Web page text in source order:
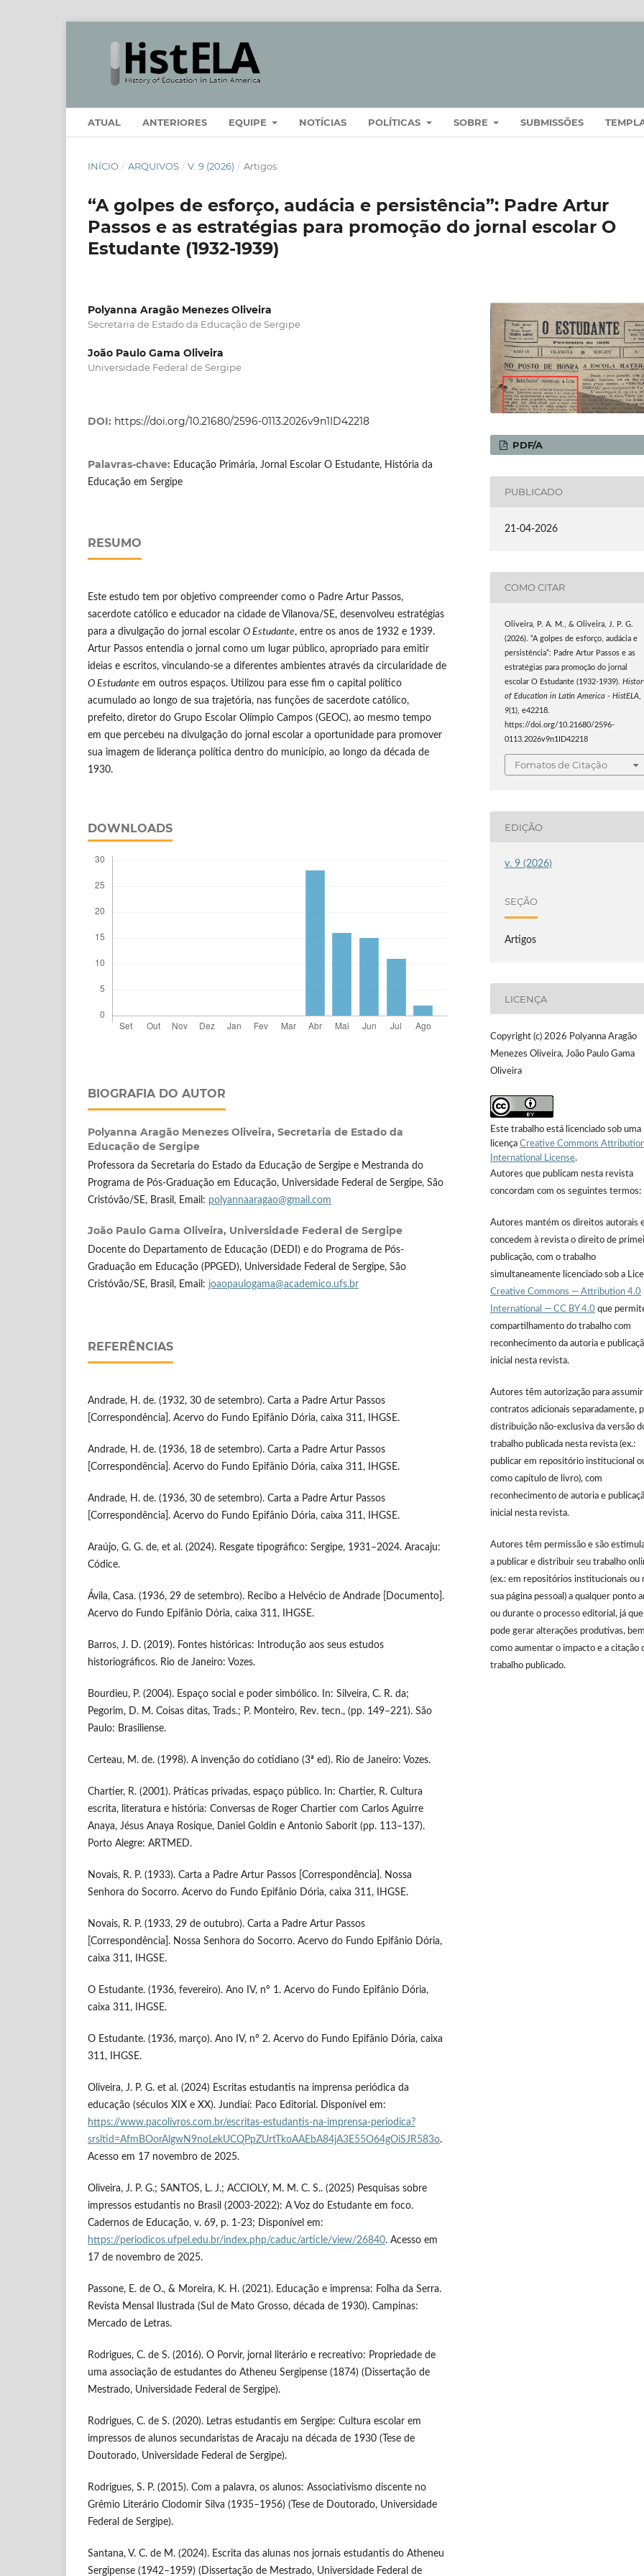
ATUAL ANTERIORES EQUIPE NOTÍCIAS POLÍTICAS SOBRE SUBMISSÕES
INÍCIO / ARQUIVOS / V. 9 (2026) / Artigos
“A golpes de esforço, audácia e persistência”: Padre Artur
Passos e as estratégias para promoção do jornal escolar O
Estudante (1932-1939)
Polyanna Aragão Menezes Oliveira
Secretaria de Estado da Educação de Sergipe
João Paulo Gama Oliveira
Universidade Federal de Sergipe
DOI: https://doi.org/10.21680/2596-0113.2026v9n1ID42218
Palavras-chave: Educação Primária, Jornal Escolar O Estudante, História da
Educação em Sergipe
RESUMO
Este estudo tem por objetivo compreender como o Padre Artur Passos,
sacerdote católico e educador na cidade de Vilanova/SE, desenvolveu estratégias
para a divulgação do jornal escolar O Estudante, entre os anos de 1932 e 1939.
Artur Passos entendia o jornal como um lugar público, apropriado para emitir
ideias e escritos, vinculando-se a diferentes ambientes através da circularidade de
O Estudante em outros espaços. Utilizou para esse fim o capital político
acumulado ao longo de sua trajetória, nas funções de sacerdote católico,
prefeito, diretor do Grupo Escolar Olímpio Campos (GEOC), ao mesmo tempo
em que percebeu na divulgação do jornal escolar a oportunidade para promover
sua imagem de liderança política dentro do município, ao longo da década de
1930.
DOWNLOADS
BIOGRAFIA DO AUTOR
Polyanna Aragão Menezes Oliveira, Secretaria de Estado da
Educação de Sergipe
Professora da Secretaria do Estado da Educação de Sergipe e Mestranda do
Programa de Pós-Graduação em Educação, Universidade Federal de Sergipe, São
Cristóvão/SE, Brasil, Email: polyannaaragao@gmail.com
João Paulo Gama Oliveira, Universidade Federal de Sergipe
Docente do Departamento de Educação (DEDI) e do Programa de Pós-
Graduação em Educação (PPGED), Universidade Federal de Sergipe, São
Cristóvão/SE, Brasil, Email: joaopaulogama@academico.ufs.br
REFERÊNCIAS
Andrade, H. de. (1932, 30 de setembro). Carta a Padre Artur Passos
[Correspondência]. Acervo do Fundo Epifânio Dória, caixa 311, IHGSE.
Andrade, H. de. (1936, 18 de setembro). Carta a Padre Artur Passos
[Correspondência]. Acervo do Fundo Epifânio Dória, caixa 311, IHGSE.
Andrade, H. de. (1936, 30 de setembro). Carta a Padre Artur Passos
[Correspondência]. Acervo do Fundo Epifânio Dória, caixa 311, IHGSE.
Araújo, G. G. de, et al. (2024). Resgate tipográfico: Sergipe, 1931–2024. Aracaju:
Códice.
Ávila, Casa. (1936, 29 de setembro). Recibo a Helvécio de Andrade [Documento].
Acervo do Fundo Epifânio Dória, caixa 311, IHGSE.
Barros, J. D. (2019). Fontes históricas: Introdução aos seus estudos
historiográficos. Rio de Janeiro: Vozes.
Bourdieu, P. (2004). Espaço social e poder simbólico. In: Silveira, C. R. da;
Pegorim, D. M. Coisas ditas, Trads.; P. Monteiro, Rev. tecn., (pp. 149–221). São
Paulo: Brasiliense.
Certeau, M. de. (1998). A invenção do cotidiano (3ª ed). Rio de Janeiro: Vozes.
Chartier, R. (2001). Práticas privadas, espaço público. In: Chartier, R. Cultura
escrita, literatura e história: Conversas de Roger Chartier com Carlos Aguirre
Anaya, Jésus Anaya Rosique, Daniel Goldin e Antonio Saborit (pp. 113–137).
Porto Alegre: ARTMED.
Novais, R. P. (1933). Carta a Padre Artur Passos [Correspondência]. Nossa
Senhora do Socorro. Acervo do Fundo Epifânio Dória, caixa 311, IHGSE.
Novais, R. P. (1933, 29 de outubro). Carta a Padre Artur Passos
[Correspondência]. Nossa Senhora do Socorro. Acervo do Fundo Epifânio Dória,
caixa 311, IHGSE.
O Estudante. (1936, fevereiro). Ano IV, nº 1. Acervo do Fundo Epifânio Dória,
caixa 311, IHGSE.
O Estudante. (1936, março). Ano IV, nº 2. Acervo do Fundo Epifânio Dória, caixa
311, IHGSE.
Oliveira, J. P. G. et al. (2024) Escritas estudantis na imprensa periódica da
educação (séculos XIX e XX). Jundiaí: Paco Editorial. Disponível em:
https://www.pacolivros.com.br/escritas-estudantis-na-imprensa-periodica?
srsltid=AfmBOorAlgwN9noLekUCQPpZUrtTkoAAEbA84jA3E55O64gOiSJR583o.
Acesso em 17 novembro de 2025.
Oliveira, J. P. G.; SANTOS, L. J.; ACCIOLY, M. M. C. S.. (2025) Pesquisas sobre
impressos estudantis no Brasil (2003-2022): A Voz do Estudante em foco.
Cadernos de Educação, v. 69, p. 1-23; Disponível em:
https://periodicos.ufpel.edu.br/index.php/caduc/article/view/26840. Acesso em
17 de novembro de 2025.
Passone, E. de O., & Moreira, K. H. (2021). Educação e imprensa: Folha da Serra.
Revista Mensal Ilustrada (Sul de Mato Grosso, década de 1930). Campinas:
Mercado de Letras.
Rodrigues, C. de S. (2016). O Porvir, jornal literário e recreativo: Propriedade de
uma associação de estudantes do Atheneu Sergipense (1874) (Dissertação de
Mestrado, Universidade Federal de Sergipe).
Rodrigues, C. de S. (2020). Letras estudantis em Sergipe: Cultura escolar em
impressos de alunos secundaristas de Aracaju na década de 1930 (Tese de
Doutorado, Universidade Federal de Sergipe).
Rodrigues, S. P. (2015). Com a palavra, os alunos: Associativismo discente no
Grêmio Literário Clodomir Silva (1935–1956) (Tese de Doutorado, Universidade
Federal de Sergipe).
Santana, V. C. de M. (2024). Escrita das alunas nos jornais estudantis do Atheneu
Sergipense (1942–1959) (Dissertação de Mestrado, Universidade Federal de
PDF/A
PUBLICADO
21-04-2026
COMO CITAR
Oliveira, P. A. M., & Oliveira, J. P. G.
(2026). “A golpes de esforço, audácia e
persistência”: Padre Artur Passos e as
estratégias para promoção do jornal
escolar O Estudante (1932-1939).
of Education in Latin America - HistELA
9(1), e42218.
https://doi.org/10.21680/2596-
0113.2026v9n1ID42218
Fomatos de Citação
EDIÇÃO
v. 9 (2026)
SEÇÃO
Artigos
LICENÇA
Copyright (c) 2026 Polyanna Aragão
Menezes Oliveira, João Paulo Gama
Oliveira
Este trabalho está licenciado sob uma
licença Creative Commons
International License.
Autores que publicam nesta revista
concordam com os seguintes termos:
Autores mantém os direitos autorais
concedem à revista o direito de
publicação, com o trabalho
simultaneamente licenciado sob a
Creative Commons — Attribution 4.0
International — CC BY 4.0 que
compartilhamento do trabalho com
reconhecimento da autoria e
inicial nesta revista.
Autores têm autorização para assumir
contratos adicionais separadamente,
distribuição não-exclusiva da versão
trabalho publicada nesta revista (ex.:
publicar em repositório institucional
como capítulo de livro), com
reconhecimento de autoria e
inicial nesta revista.
Autores têm permissão e são
a publicar e distribuir seu trabalho
(ex.: em repositórios institucionais ou
sua página pessoal) a qualquer ponto
ou durante o processo editorial, já
pode gerar alterações produtivas, bem
como aumentar o impacto e a citação
trabalho publicado.